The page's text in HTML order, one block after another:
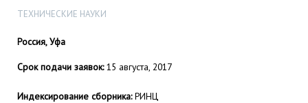
ТЕХНИЧЕСКИЕ НАУКИ
Россия, Уфа
Срок подачи заявок:15 августа, 2017
Индексирование сборника:РИНЦ